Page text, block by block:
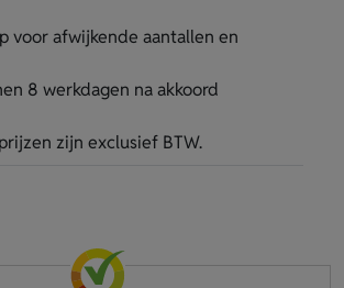
voor afwijkende aantallen en
8 werkdagen na akkoord
zijn exclusief BTW.